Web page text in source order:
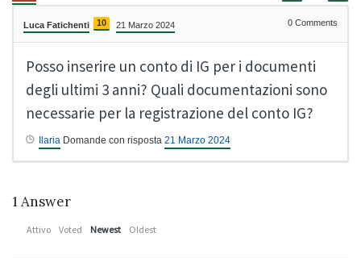
Luca Fatichenti 10 21 Marzo 2024 0 Comments
Posso inserire un conto di IG per i documenti
degli ultimi 3 anni? Quali documentazioni sono
necessarie per la registrazione del conto IG?
Ilaria Domande con risposta 21 Marzo 2024
1 Answer
Attivo Voted Newest Oldest